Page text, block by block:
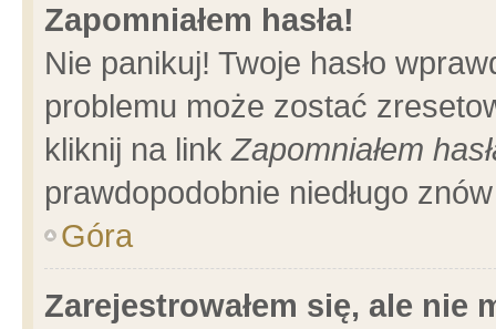
Zapomniałem hasła!
Nie panikuj! Twoje hasło
problemu może zostać
kliknij na linkZapomniałem
prawdopodobnie niedługo
Góra
Zarejestrowałem się, ale nie